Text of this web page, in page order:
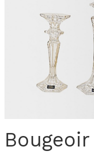
Bougeoir